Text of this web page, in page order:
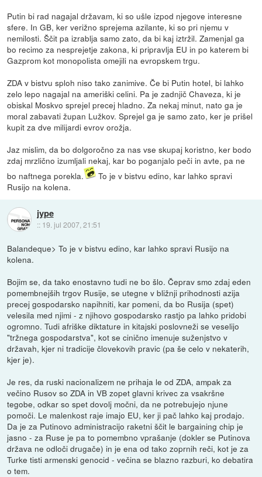
Putin bi rad nagajal državam, ki so ušle izpod njegove interesne
sfere. In GB, ker verižno sprejema azilante, ki so pri njemu v
nemilosti. Ščit pa izrablja samo zato, da bi kaj iztržil. Zamenjal ga
bo recimo za nesprejetje zakona, ki pripravlja EU in po katerem bi
Gazprom kot monopolista omejili na evropskem trgu.
ZDA v bistvu sploh niso tako zanimive. Če bi Putin hotel, bi lahko
zelo lepo nagajal na ameriški celini. Pa je zadnjič Chaveza, ki je
obiskal Moskvo sprejel precej hladno. Za nekaj minut, nato ga je
moral zabavati župan Lužkov. Sprejel ga je samo zato, ker je prišel
kupit za dve milijardi evrov orožja.
Jaz mislim, da bo dolgoročno za nas vse skupaj koristno, ker bodo
zdaj mrzlično izumljali nekaj, kar bo poganjalo peči in avte, pa ne
bo naftnega porekla.
To je v bistvu edino, kar lahko spravi
Rusijo na kolena.
jype
:: 19. jul 2007, 21:51
Balandeque> To je v bistvu edino, kar lahko spravi Rusijo na
kolena.
Bojim se, da tako enostavno tudi ne bo šlo. Čeprav smo zdaj eden
pomembnejših trgov Rusije, se utegne v bližnji prihodnosti azija
precej gospodarsko napihniti, kar pomeni, da bo Rusija (spet)
velesila med njimi - z njihovo gospodarsko rastjo pa lahko pridobi
ogromno. Tudi afriške diktature in kitajski poslovneži se veselijo
"tržnega gospodarstva", kot se cinično imenuje suženjstvo v
državah, kjer ni tradicije človekovih pravic (pa še celo v nekaterih,
kjer je).
Je res, da ruski nacionalizem ne prihaja le od ZDA, ampak za
večino Rusov so ZDA in VB zopet glavni krivec za vsakršne
tegobe, odkar so spet dovolj močni, da ne potrebujejo njune
pomoči. Le malenkost raje imajo EU, ker ji pač lahko kaj prodajo.
Da je za Putinovo administracijo raketni ščit le bargaining chip je
jasno - za Ruse je pa to pomembno vprašanje (dokler se Putinova
država ne odloči drugače) in je ena od tako zoprnih reči, kot je za
Turke tisti armenski genocid - večina se blazno razburi, ko debatira
o tem.